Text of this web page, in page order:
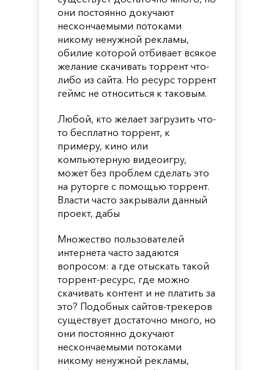
они постоянно докучают
нескончаемыми потоками
никому ненужной рекламы,
обилие которой отбивает всякое
желание скачивать торрент что-
либо из сайта. Но ресурс торрент
геймс не относиться к таковым.
Любой, кто желает загрузить что-
то бесплатно торрент, к
примеру, кино или
компьютерную видеоигру,
может без проблем сделать это
на руторге с помощью торрент.
Власти часто закрывали данный
проект, дабы
Множество пользователей
интернета часто задаются
вопросом: а где отыскать такой
торрент-ресурс, где можно
скачивать контент и не платить за
это? Подобных сайтов-трекеров
существует достаточно много, но
они постоянно докучают
нескончаемыми потоками
никому ненужной рекламы,